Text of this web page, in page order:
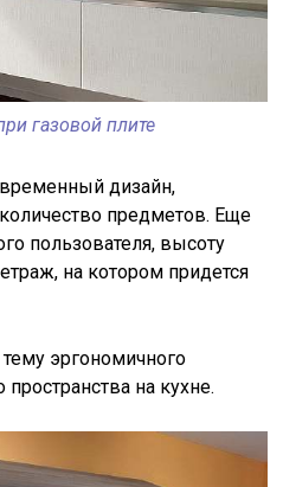
газовой плите
дизайн,
предметов. Еще
пользователя, высоту
на котором придется
эргономичного
на кухне.